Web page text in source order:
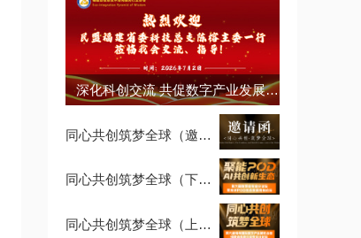
深化科创交流 共促数字产业发展 —— 民盟福建省直属科技总支陈榕主委一行莅临我会指导交流
同心共创筑梦全球（邀请函）
同心共创筑梦全球（下午场）
同心共创筑梦全球（上午场）